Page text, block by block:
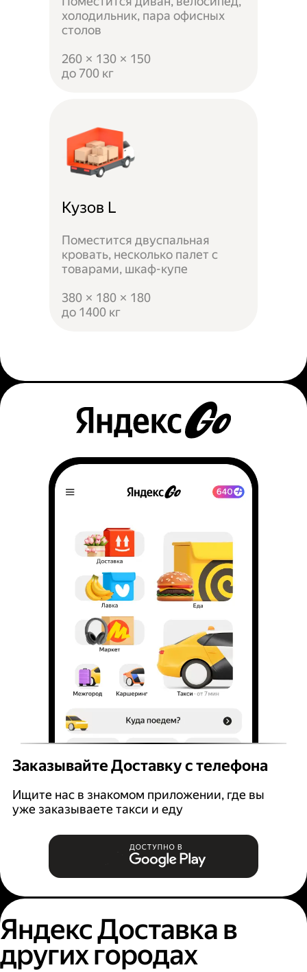
холодильник, пара офисных
столов
260 × 130 × 150
до 700 кг
Кузов L
Поместится двуспальная
кровать, несколько палет с
товарами, шкаф-купе
380 × 180 × 180
до 1400 кг
Заказывайте Доставку с телефона
Ищите нас в знакомом приложении, где вы
уже заказываете такси и еду
Яндекс Доставка в
других городах